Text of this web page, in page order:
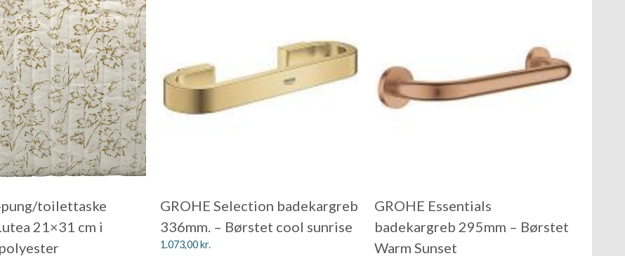
toilettaske
21×31 cm i
GROHE Selection badekargreb
336mm. – Børstet cool sunrise
1.073,00kr.
GROHE Essentials
badekargreb 295mm – Børstet
Warm Sunset